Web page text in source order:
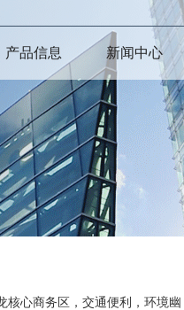
产品信息 新闻中心
核心商务区，交通便利，环境幽